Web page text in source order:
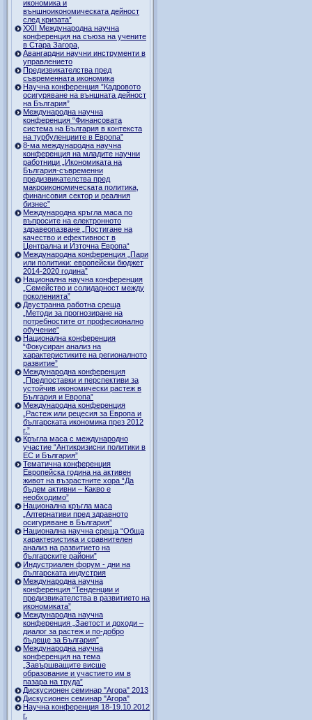
икономика и
външноикономическата дейност
след кризата”
ХХII Международна научна
конференция на съюза на учените
в Стара Загора,
Авангардни научни инструменти в
управлението
Предизвикателства пред
съвременната икономика
Научна конференция ”Кадровото
осигуряване на външната дейност
на България”
Международна научна
конференция “Финансовата
система на България в контекста
на турбуленциите в Европа”
8-ма международна научна
конференция на младите научни
работници „Икономиката на
България-съвременни
предизвикателства пред
макроикономическата политика,
финансовия сектор и реалния
бизнес”
Международна кръгла маса по
въпросите на електронното
здравеопазване „Постигане на
качество и ефективност в
Централна и Източна Европа“
Международна конференция „Пари
или политики: европейски бюджет
2014-2020 година”
Национална научна конференция
„Семейство и солидарност между
поколенията”
Двустранна работна среща
„Методи за прогнозиране на
потребностите от професионално
обучение”
Национална конференция
“Фокусиран анализ на
характеристиките на регионалното
развитие”
Международна конференция
„Предпоставки и перспективи за
устойчив икономически растеж в
България и Европа”
Международна конференция
„Растеж или рецесия за Европа и
българската икономика през 2012
г.”
Кръгла маса с международно
участие “Антикризисни политики в
ЕС и България”
Тематична конференция
Европейска година на активен
живот на възрастните хора “Да
бъдем активни – Какво е
необходимо”
Национална кръгла маса
„Алтернативи пред здравното
осигуряване в България”
Национална научна среща “Обща
характеристика и сравнителен
анализ на развитието на
българските райони”
Индустриален форум - дни на
българската индустрия
Международна научна
конференция “Тенденции и
предизвикателства в развитието на
икономиката”
Международна научна
конференция „Заетост и доходи –
диалог за растеж и по-добро
бъдеще за България”
Международна научна
конференция на тема
„Завършващите висше
образование и участието им в
пазара на труда”
Дискусионен семинар "Агора" 2013
Дискусионен семинар "Агора"
Научна конференция 18-19.10.2012
г.